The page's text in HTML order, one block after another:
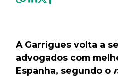
A Garrigues volta a
advogados com
Espanha, segundo o